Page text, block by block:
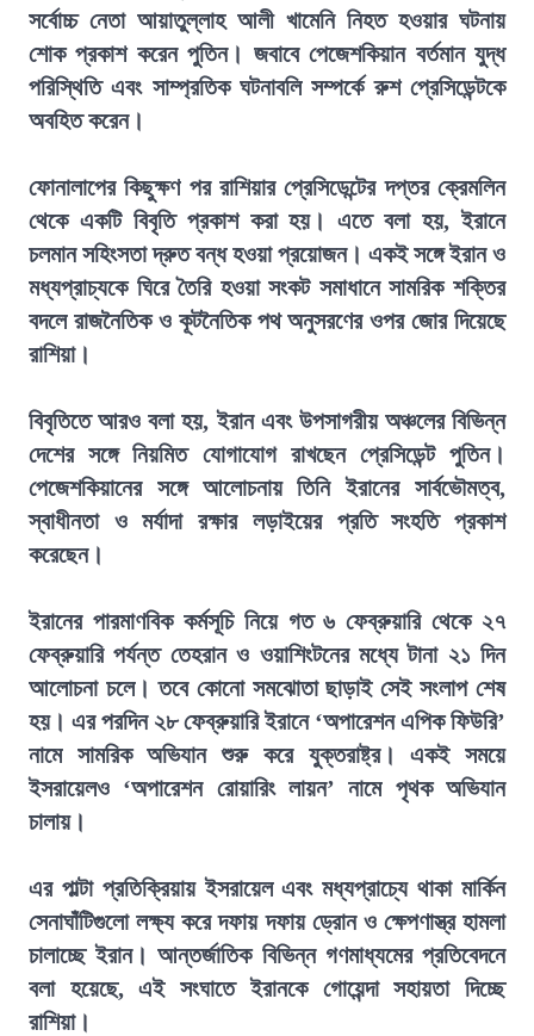
সর্বোচ্চ নেতা আয়াতুল্লাহ আলী খামেনি নিহত হওয়ার ঘটনায়
শোক প্রকাশ করেন পুতিন। জবাবে পেজেশকিয়ান বর্তমান যুদ্ধ
পরিস্থিতি এবং সাম্প্রতিক ঘটনাবলি সম্পর্কে রুশ প্রেসিডেন্টকে
অবহিত করেন।
ফোনালাপের কিছুক্ষণ পর রাশিয়ার প্রেসিডেন্টের দপ্তর ক্রেমলিন
থেকে একটি বিবৃতি প্রকাশ করা হয়। এতে বলা হয়, ইরানে
চলমান সহিংসতা দ্রুত বন্ধ হওয়া প্রয়োজন। একই সঙ্গে ইরান ও
মধ্যপ্রাচ্যকে ঘিরে তৈরি হওয়া সংকট সমাধানে সামরিক শক্তির
বদলে রাজনৈতিক ও কূটনৈতিক পথ অনুসরণের ওপর জোর দিয়েছে
রাশিয়া।
বিবৃতিতে আরও বলা হয়, ইরান এবং উপসাগরীয় অঞ্চলের বিভিন্ন
দেশের সঙ্গে নিয়মিত যোগাযোগ রাখছেন প্রেসিডেন্ট পুতিন।
পেজেশকিয়ানের সঙ্গে আলোচনায় তিনি ইরানের সার্বভৌমত্ব,
স্বাধীনতা ও মর্যাদা রক্ষার লড়াইয়ের প্রতি সংহতি প্রকাশ
করেছেন।
ইরানের পারমাণবিক কর্মসূচি নিয়ে গত ৬ ফেব্রুয়ারি থেকে ২৭
ফেব্রুয়ারি পর্যন্ত তেহরান ও ওয়াশিংটনের মধ্যে টানা ২১ দিন
আলোচনা চলে। তবে কোনো সমঝোতা ছাড়াই সেই সংলাপ শেষ
হয়। এর পরদিন ২৮ ফেব্রুয়ারি ইরানে ‘অপারেশন এপিক ফিউরি’
নামে সামরিক অভিযান শুরু করে যুক্তরাষ্ট্র। একই সময়ে
ইসরায়েলও ‘অপারেশন রোয়ারিং লায়ন’ নামে পৃথক অভিযান
চালায়।
এর পাল্টা প্রতিক্রিয়ায় ইসরায়েল এবং মধ্যপ্রাচ্যে থাকা মার্কিন
সেনাঘাঁটিগুলো লক্ষ্য করে দফায় দফায় ড্রোন ও ক্ষেপণাস্ত্র হামলা
চালাচ্ছে ইরান। আন্তর্জাতিক বিভিন্ন গণমাধ্যমের প্রতিবেদনে
বলা হয়েছে, এই সংঘাতে ইরানকে গোয়েন্দা সহায়তা দিচ্ছে
রাশিয়া।